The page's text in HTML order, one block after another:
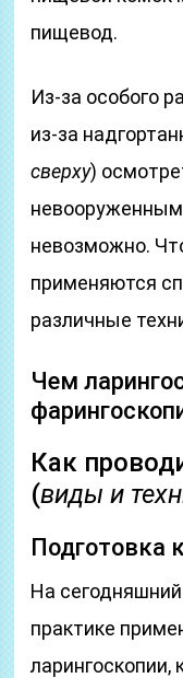
пищевод.
Из-за особого
из-за
сверху)
невооруженным
невозможно.
применяются
различные
Чем
Как
(виды и
Подготовка
На
практике